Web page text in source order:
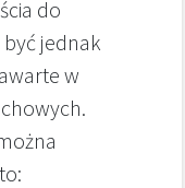
do
jednak
w